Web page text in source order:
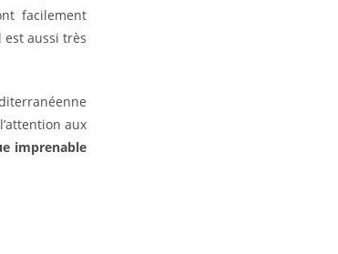
facilement
est aussi très
aux
imprenable